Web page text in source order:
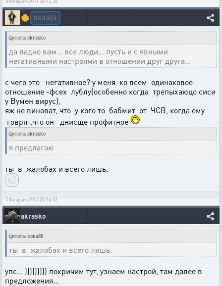
🌼 вова88
Цитата: akrasko
да ладно вам... все люди... пусть и с явными
негативными настроями в отношении друг друга...
с чего это негативное? у меня ко всем одинаковое
отношение -фсех лублу(особенно когда трепыхаюцо сиси
у Вумен вирус),
яж не виноват, что у кого то бабмит от ЧСВ, когда ему
говрят,что он днисще профитное
Цитата: akrasko
я предлагаю
ты в жалобах и всего лишь.
5 Февраля 2017 20:14:52
akrasko
Цитата: вова88
ты в жалобах и всего лишь.
упс... ))))))))) покричим тут, узнаем настрой, там далее в
предложения...